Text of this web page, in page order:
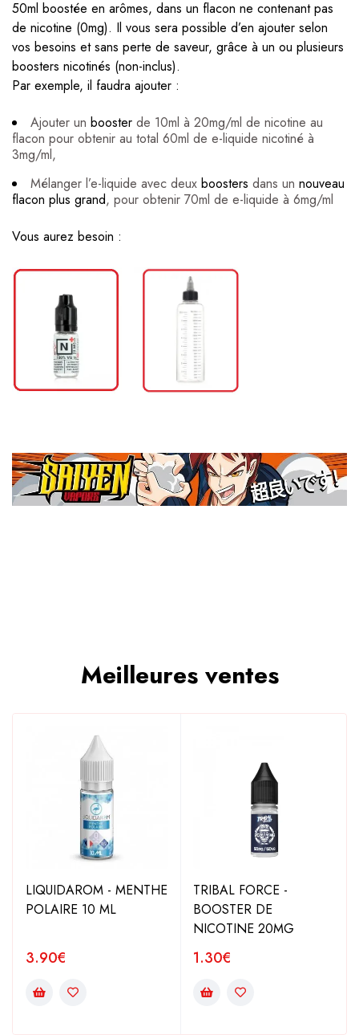
50ml boostée en arômes, dans un flacon ne contenant pas
de nicotine (0mg). Il vous sera possible d’en ajouter selon
vos besoins et sans perte de saveur, grâce à un ou plusieurs
boosters nicotinés (non-inclus).
Par exemple, il faudra ajouter :
Ajouter un booster de 10ml à 20mg/ml de nicotine au
flacon pour obtenir au total 60ml de e-liquide nicotiné à
3mg/ml,
Mélanger l’e-liquide avec deux boosters dans un nouveau
flacon plus grand, pour obtenir 70ml de e-liquide à 6mg/ml
Vous aurez besoin :
Meilleures ventes
LIQUIDAROM - MENTHE
POLAIRE 10 ML
3.90€
TRIBAL FORCE -
BOOSTER DE
NICOTINE 20MG
1.30€